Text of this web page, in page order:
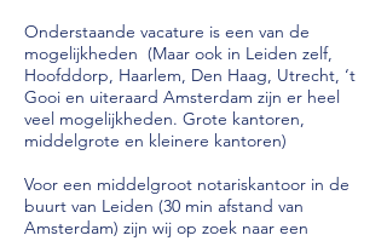
Onderstaande vacature is een van de
mogelijkheden (Maar ook in Leiden zelf,
Hoofddorp, Haarlem, Den Haag, Utrecht, ‘t
Gooi en uiteraard Amsterdam zijn er heel
veel mogelijkheden. Grote kantoren,
middelgrote en kleinere kantoren)
Voor een middelgroot notariskantoor in de
buurt van Leiden (30 min afstand van
Amsterdam) zijn wij op zoek naar een